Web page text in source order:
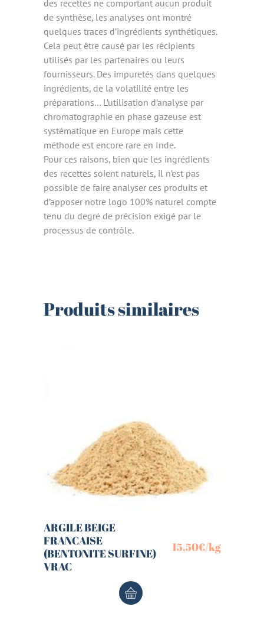
des recettes ne comportant aucun produit
de synthèse, les analyses ont montré
quelques traces d’ingrédients synthétiques.
Cela peut être causé par les récipients
utilisés par les partenaires ou leurs
fournisseurs. Des impuretés dans quelques
ingrédients, de la volatilité entre les
préparations… L’utilisation d’analyse par
chromatographie en phase gazeuse est
systématique en Europe mais cette
méthode est encore rare en Inde.
Pour ces raisons, bien que les ingrédients
des recettes soient naturels, il n’est pas
possible de faire analyser ces produits et
d’apposer notre logo 100% naturel compte
tenu du degré de précision exigé par le
processus de contrôle.
Produits similaires
ARGILE BEIGE
FRANCAISE
(BENTONITE SURFINE)
VRAC
15,50€/kg